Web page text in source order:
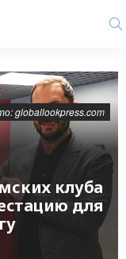
клуба
для
globallookpress.com